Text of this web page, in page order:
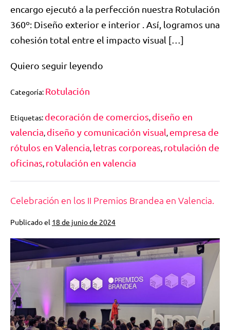
encargo ejecutó a la perfección nuestra Rotulación
360º: Diseño exterior e interior . Así, logramos una
cohesión total entre el impacto visual […]
Quiero seguir leyendo
Categoría: Rotulación
Etiquetas: decoración de comercios, diseño en
valencia, diseño y comunicación visual, empresa de
rótulos en Valencia, letras corporeas, rotulación de
oficinas, rotulación en valencia
Celebración en los II Premios Brandea en Valencia.
Publicado el 18 de junio de 2024